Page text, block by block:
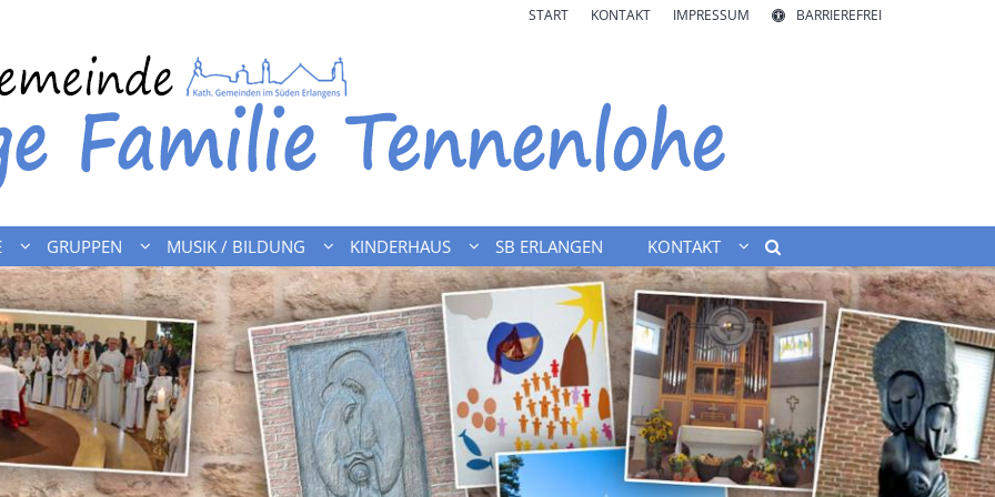
START KONTAKT IMPRESSUM BARRIEREFREI
GRUPPEN MUSIK / BILDUNG KINDERHAUS SB ERLANGEN KONTAKT